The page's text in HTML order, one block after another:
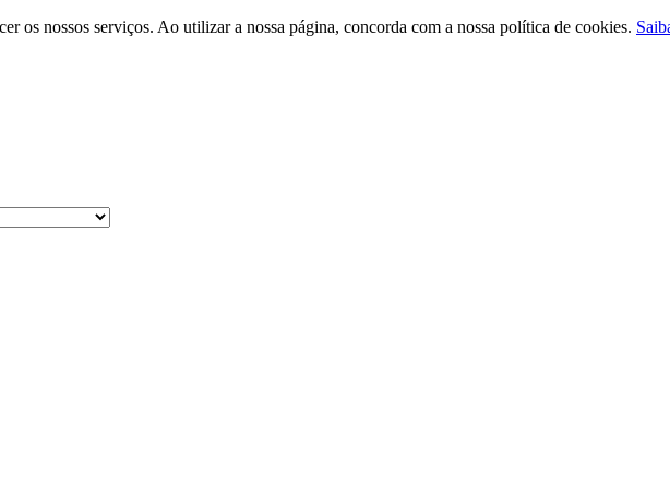
os nossos serviços. Ao utilizar a nossa página, concorda com a nossa política de cookies.